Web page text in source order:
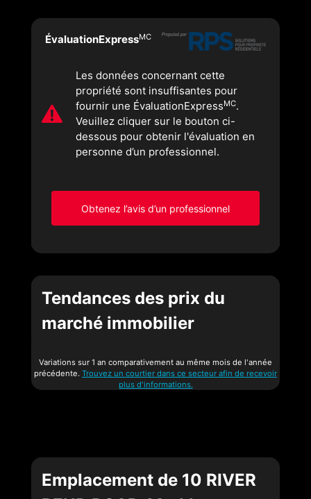
ÉvaluationExpressMC
Les données concernant cette
propriété sont insuffisantes pour
fournir une ÉvaluationExpressMC.
Veuillez cliquer sur le bouton ci-
dessous pour obtenir l'évaluation en
personne d’un professionnel.
Obtenez l’avis d’un professionnel
Tendances des prix du
marché immobilier
Variations sur 1 an comparativement au même mois de l'année
précédente. Trouvez un courtier dans ce secteur afin de recevoir
plus d'informations.
Emplacement de 10 RIVER